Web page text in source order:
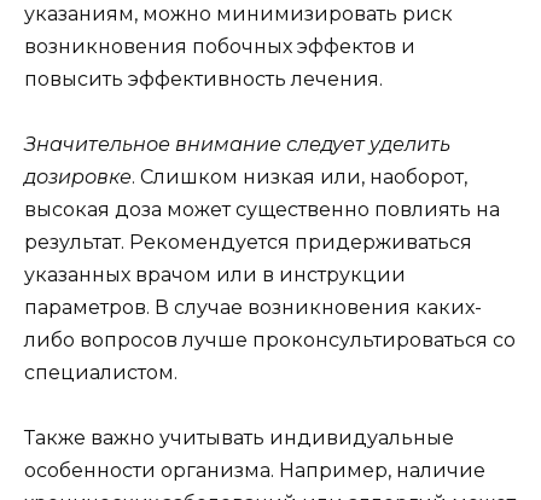
указаниям, можно минимизировать риск
возникновения побочных эффектов и
повысить эффективность лечения.
Значительное внимание следует уделить
дозировке. Слишком низкая или, наоборот,
высокая доза может существенно повлиять на
результат. Рекомендуется придерживаться
указанных врачом или в инструкции
параметров. В случае возникновения каких-
либо вопросов лучше проконсультироваться со
специалистом.
Также важно учитывать индивидуальные
особенности организма. Например, наличие